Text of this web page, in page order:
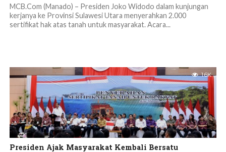
MCB.Com (Manado) – Presiden Joko Widodo dalam kunjungan
kerjanya ke Provinsi Sulawesi Utara menyerahkan 2.000
sertifikat hak atas tanah untuk masyarakat. Acara...
1.6K
Presiden Ajak Masyarakat Kembali Bersatu